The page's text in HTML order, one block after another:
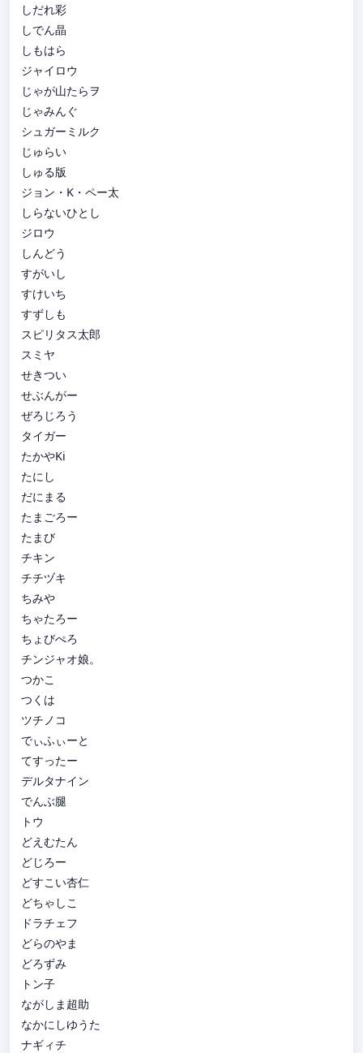
しだれ彩
しでん晶
しもはら
ジャイロウ
じゃが山たらヲ
じゃみんぐ
シュガーミルク
じゅらい
しゅる版
ジョン・K・ペー太
しらないひとし
ジロウ
しんどう
すがいし
すけいち
すずしも
スピリタス太郎
スミヤ
せきつい
せぶんがー
ぜろじろう
タイガー
たかやKi
たにし
だにまる
たまごろー
たまび
チキン
チチヅキ
ちみや
ちゃたろー
ちょびぺろ
チンジャオ娘。
つかこ
つくは
ツチノコ
でぃふぃーと
てすったー
デルタナイン
でんぶ腿
トウ
どえむたん
どじろー
どすこい杏仁
どちゃしこ
ドラチェフ
どらのやま
どろずみ
トン子
ながしま超助
なかにしゆうた
ナギィチ